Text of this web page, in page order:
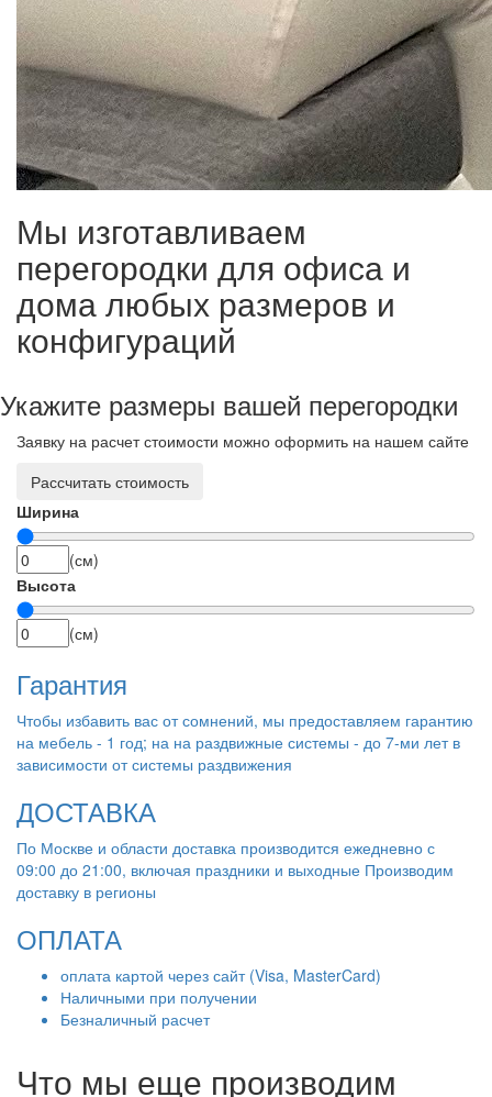
Мы изготавливаем
перегородки для офиса и
дома любых размеров и
конфигураций
Укажите размеры вашей перегородки
Заявку на расчет стоимости можно оформить на нашем сайте
Рассчитать стоимость
Ширина
(см)
Высота
(см)
Гарантия
Чтобы избавить вас от сомнений, мы предоставляем гарантию
на мебель - 1 год; на на раздвижные системы - до 7-ми лет в
зависимости от системы раздвижения
ДОСТАВКА
По Москве и области доставка производится ежедневно с
09:00 до 21:00, включая праздники и выходные Производим
доставку в регионы
ОПЛАТА
оплата картой через сайт (Visa, MasterCard)
Наличными при получении
Безналичный расчет
Что мы еще производим